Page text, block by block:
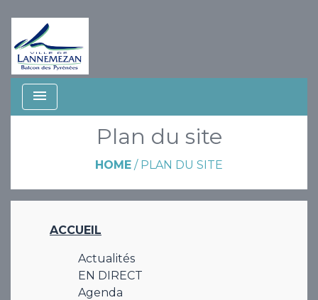
menu
Plan du site
HOME / PLAN DU SITE
ACCUEIL
Actualités
EN DIRECT
Agenda